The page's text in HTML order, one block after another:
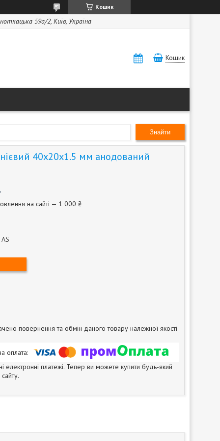
Кошик
59а/2, Київ, Україна
Кошик
Знайти
40х20х1.5 мм анодований
на сайті — 1 000 ₴
повернення та обмін даного товару належної якості
електронні платежі. Тепер ви можете купити будь-який